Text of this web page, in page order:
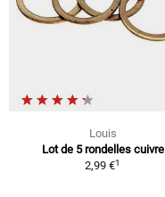
Louis
Lot de 5 rondelles cuivre
2,99 €1